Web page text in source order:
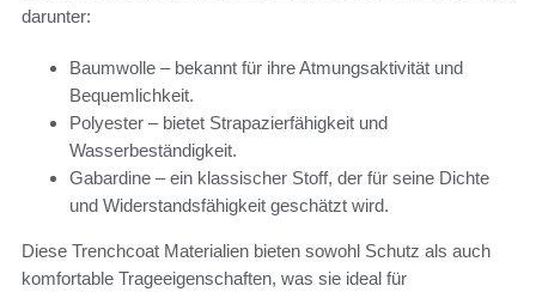
darunter:
Baumwolle – bekannt für ihre Atmungsaktivität und
Bequemlichkeit.
Polyester – bietet Strapazierfähigkeit und
Wasserbeständigkeit.
Gabardine – ein klassischer Stoff, der für seine Dichte
und Widerstandsfähigkeit geschätzt wird.
Diese Trenchcoat Materialien bieten sowohl Schutz als auch
komfortable Trageeigenschaften, was sie ideal für